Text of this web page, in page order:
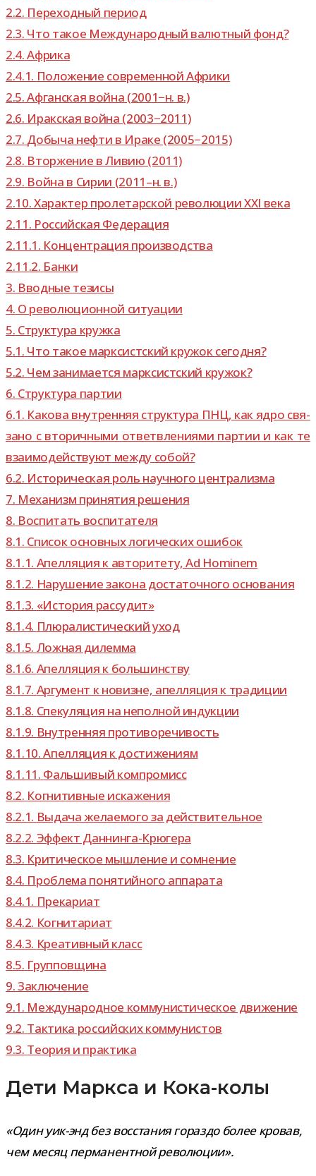
2.2. Переходный период
2.3. Что такое Международный валют­ный фонд?
2.4.Африка
2.4.1. Положение совре­мен­ной Африки
2.5.Афганская война (2001−н. в.)
2.6. Иракская война (2003−2011)
2.7. Добыча нефти в Ираке (2005−2015)
2.8. Вторжение в Ливию (2011)
2.9. Война в Сирии (2011–н. в.)
2.10.Характер про­ле­тар­ской рево­лю­ции XXI века
2.11. Российская Федерация
2.11.1. Концентрация про­из­вод­ства
2.11.2. Банки
3. Вводные тезисы
4. О рево­лю­ци­он­ной ситуации
5. Структура кружка
5.1. Что такое марк­сист­ский кру­жок сегодня?
5.2. Чем зани­ма­ется марк­сист­ский кружок?
6. Структура пар­тии
6.1. Какова внут­рен­няя струк­тура ПНЦ, как ядро свя­
зано с вто­рич­ными ответв­ле­ни­ями пар­тии и как те
вза­и­мо­дей­ствуют между собой?
6.2. Историческая роль науч­ного централизма
7. Механизм при­ня­тия решения
8. Воспитать вос­пи­та­теля
8.1. Список основ­ных логи­че­ских ошибок
8.1.1. Апелляция к авто­ри­тету, Ad Hominem
8.1.2. Нарушение закона доста­точ­ного основания
8.1.3. «История рас­су­дит»
8.1.4. Плюралистический уход
8.1.5. Ложная дилемма
8.1.6. Апелляция к большинству
8.1.7. Аргумент к новизне, апел­ля­ция к традиции
8.1.8. Спекуляция на непол­ной индукции
8.1.9. Внутренняя про­ти­во­ре­чи­вость
8.1.10.Апелляция к достижениям
8.1.11. Фальшивый ком­про­мисс
8.2. Когнитивные иска­же­ния
8.2.1. Выдача жела­е­мого за действительное
8.2.2. Эффект Даннинга-​Крюгера
8.3. Критическое мыш­ле­ние и сомнение
8.4. Проблема поня­тий­ного аппарата
8.4.1. Прекариат
8.4.2. Когнитариат
8.4.3. Креативный класс
8.5. Групповщина
9.Заключение
9.1. Международное ком­му­ни­сти­че­ское движение
9.2. Тактика рос­сий­ских коммунистов
9.3. Теория и практика
Дети Маркса и Кока-колы
«Один уик-​энд без вос­ста­ния гораздо более кро­вав,
чем месяц пер­ма­нент­ной революции».